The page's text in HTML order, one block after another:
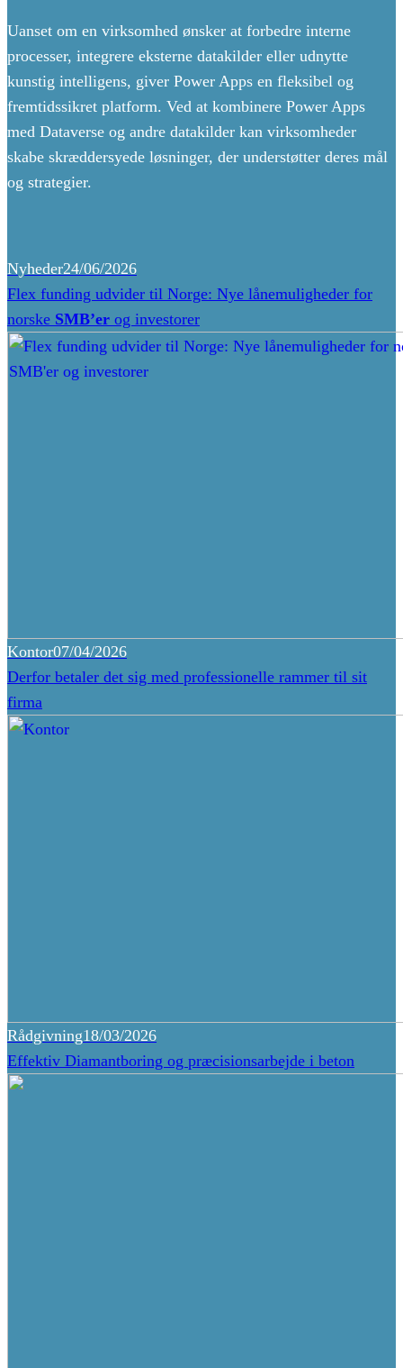
Uanset om en virksomhed ønsker at forbedre interne
processer, integrere eksterne datakilder eller udnytte
kunstig intelligens, giver Power Apps en fleksibel og
fremtidssikret platform. Ved at kombinere Power Apps
med Dataverse og andre datakilder kan virksomheder
skabe skræddersyede løsninger, der understøtter deres mål
og strategier.
Nyheder24/06/2026
Flex funding udvider til Norge: Nye lånemuligheder for
norske SMB’er og investorer
Kontor07/04/2026
Derfor betaler det sig med professionelle rammer til sit
firma
Rådgivning18/03/2026
Effektiv Diamantboring og præcisionsarbejde i beton